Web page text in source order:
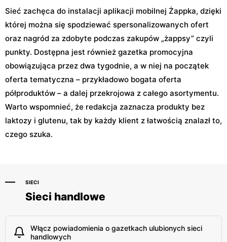
Sieć zachęca do instalacji aplikacji mobilnej Żappka, dzięki
której można się spodziewać spersonalizowanych ofert
oraz nagród za zdobyte podczas zakupów „żappsy” czyli
punkty. Dostępna jest również gazetka promocyjna
obowiązująca przez dwa tygodnie, a w niej na początek
oferta tematyczna – przykładowo bogata oferta
półproduktów – a dalej przekrojowa z całego asortymentu.
Warto wspomnieć, że redakcja zaznacza produkty bez
laktozy i glutenu, tak by każdy klient z łatwością znalazł to,
czego szuka.
SIECI
Sieci handlowe
Włącz powiadomienia o gazetkach ulubionych sieci
handlowych